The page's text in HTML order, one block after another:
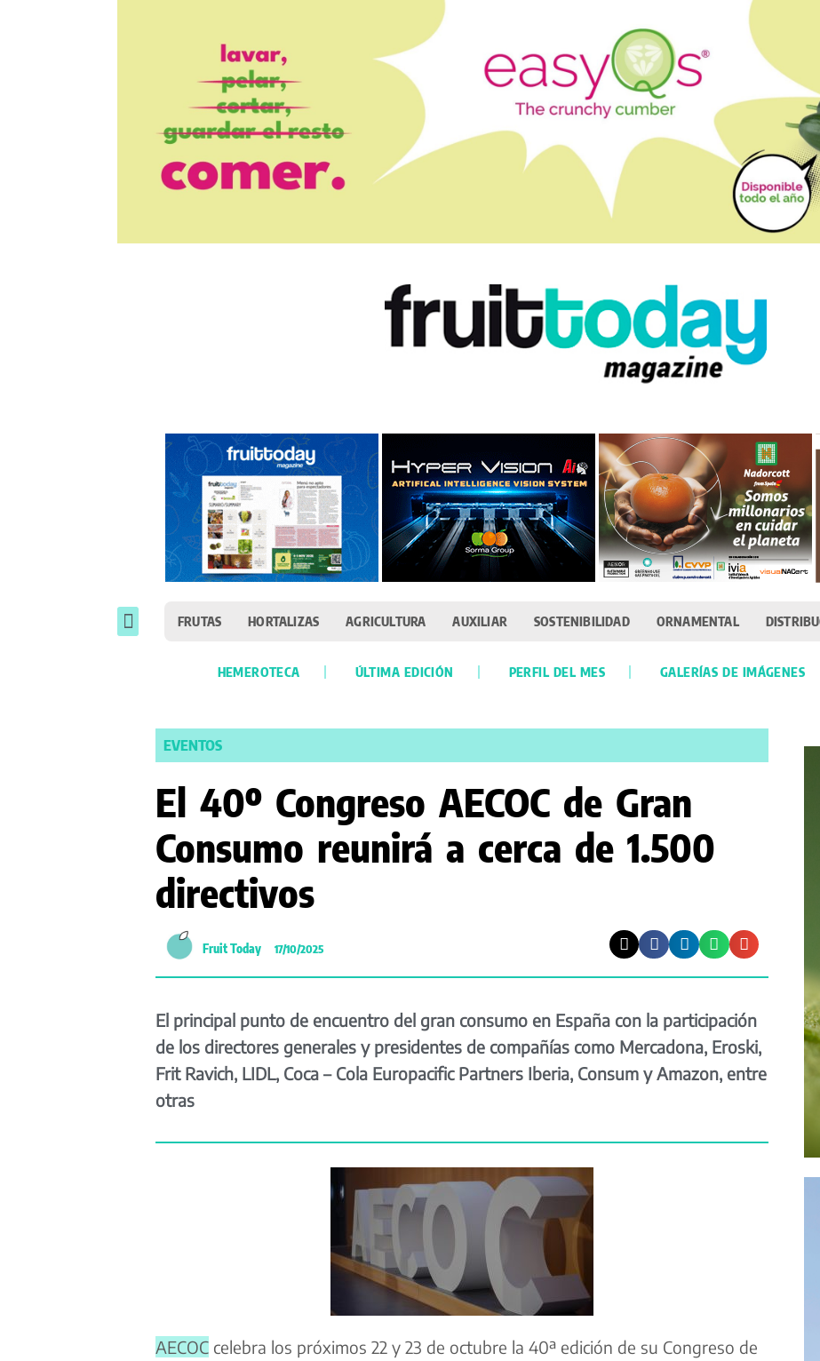
FRUTAS HORTALIZAS AGRICULTURA AUXILIAR SOSTENIBILIDAD ORNAMENTAL
HEMEROTECA ÚLTIMA EDICIÓN PERFIL DEL MES GALERÍAS DE IMÁGENES
EVENTOS
El 40º Congreso AECOC de Gran
Consumo reunirá a cerca de 1.500
directivos
Fruit Today 17/10/2025
El principal punto de encuentro del gran consumo en España con la participación
de los directores generales y presidentes de compañías como Mercadona, Eroski,
Frit Ravich, LIDL, Coca – Cola Europacific Partners Iberia, Consum y Amazon, entre
otras
AECOCcelebra los próximos 22 y 23 de octubre la 40ª edición de su Congreso de